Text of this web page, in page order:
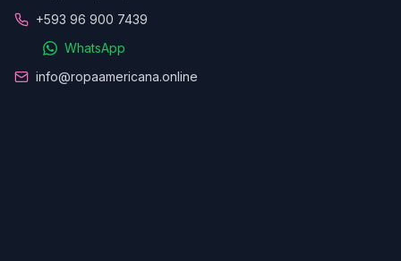
+593 96 900 7439
WhatsApp
info@ropaamericana.online